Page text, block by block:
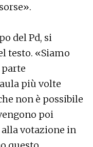
del Pd, si
testo. «Siamo
parte
più volte
non è possibile
poi
votazione in